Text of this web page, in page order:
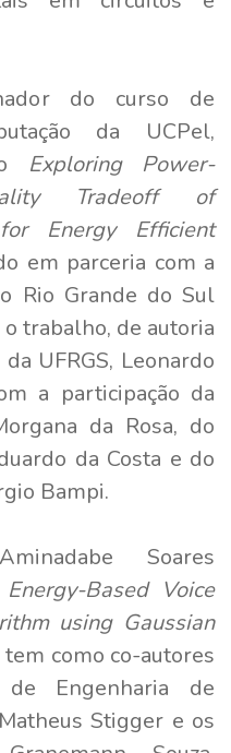
do curso de
da UCPel,
Exploring Power-
Tradeoff of
Energy Efficient
em parceria com a
Rio Grande do Sul
trabalho, de autoria
UFRGS, Leonardo
a participação da
da Rosa, do
da Costa e do
Bampi.
Soares
Energy-Based Voice
using Gaussian
tem como co-autores
Engenharia de
Stigger e os